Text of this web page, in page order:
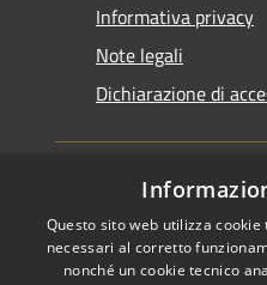
Informativa privacy
Note legali
Dichiarazione di
RSS
Accessibilità
Questo sito web utilizza
necessari al corretto
nonché un cookie tecnico